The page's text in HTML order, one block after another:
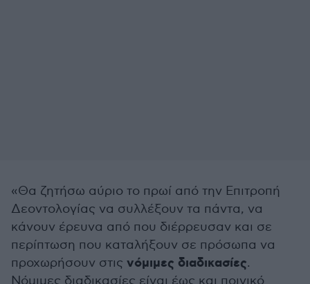
«Θα ζητήσω αύριο το πρωί από την Επιτροπή
Δεοντολογίας να συλλέξουν τα πάντα, να
κάνουν έρευνα από που διέρρευσαν και σε
περίπτωση που καταλήξουν σε πρόσωπα να
προχωρήσουν στις νόμιμες διαδικασίες.
Νόμιμες διαδικασίες είναι έως και ποινικό